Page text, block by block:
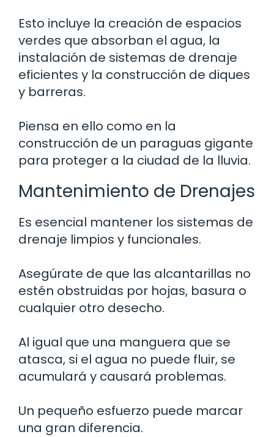
Esto incluye la creación de espacios
verdes que absorban el agua, la
instalación de sistemas de drenaje
eficientes y la construcción de diques
y barreras.
Piensa en ello como en la
construcción de un paraguas gigante
para proteger a la ciudad de la lluvia.
Mantenimiento de Drenajes
Es esencial mantener los sistemas de
drenaje limpios y funcionales.
Asegúrate de que las alcantarillas no
estén obstruidas por hojas, basura o
cualquier otro desecho.
Al igual que una manguera que se
atasca, si el agua no puede fluir, se
acumulará y causará problemas.
Un pequeño esfuerzo puede marcar
una gran diferencia.